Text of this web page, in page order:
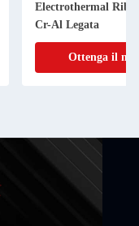
Electrothermal
Cr-Al Legata
Ottenga il